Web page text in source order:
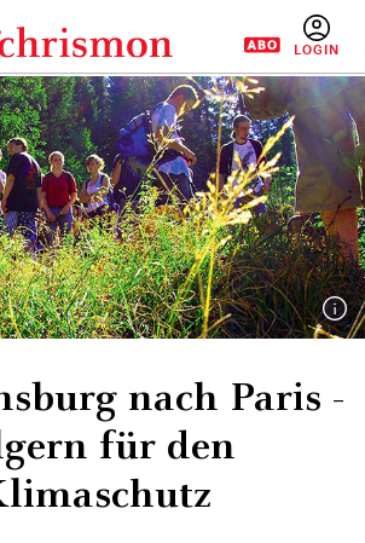
nach Paris -
für den